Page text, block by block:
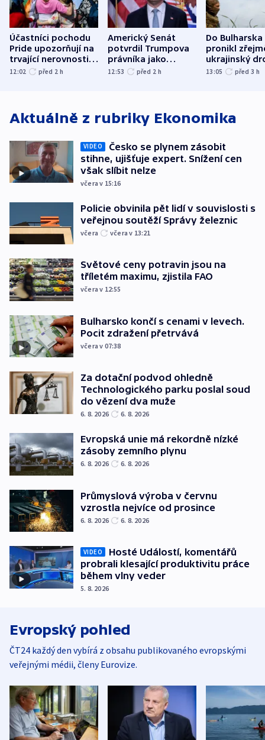
Účastníci pochodu
Pride upozorňují na
trvající nerovnosti i
společenskou
12:02 před 2 h
Americký Senát
potvrdil Trumpova
právníka jako
ministra
12:53 před 2 h
Do Bulharska
pronikl
ukrajinský
explodoval
13:05 před 3 h
Aktuálně z rubriky Ekonomika
VIDEO
Česko se plynem zásobit
stihne, ujišťuje expert. Snížení cen
však slíbit nelze
včera v 15:16
Policie obvinila pět lidí v souvislosti s
veřejnou soutěží Správy železnic
včera včera v 13:21
Světové ceny potravin jsou na
tříletém maximu, zjistila FAO
včera v 12:55
Bulharsko končí s cenami v levech.
Pocit zdražení přetrvává
včera v 07:38
Za dotační podvod ohledně
Technologického parku poslal soud
do vězení dva muže
6. 8. 2026 6. 8. 2026
Evropská unie má rekordně nízké
zásoby zemního plynu
6. 8. 2026 6. 8. 2026
Průmyslová výroba v červnu
vzrostla nejvíce od prosince
6. 8. 2026 6. 8. 2026
VIDEO
Hosté Událostí, komentářů
probrali klesající produktivitu práce
během vlny veder
5. 8. 2026
Evropský pohled
ČT24 každý den vybírá z obsahu publikovaného evropskými
veřejnými médii, členy Eurovize.